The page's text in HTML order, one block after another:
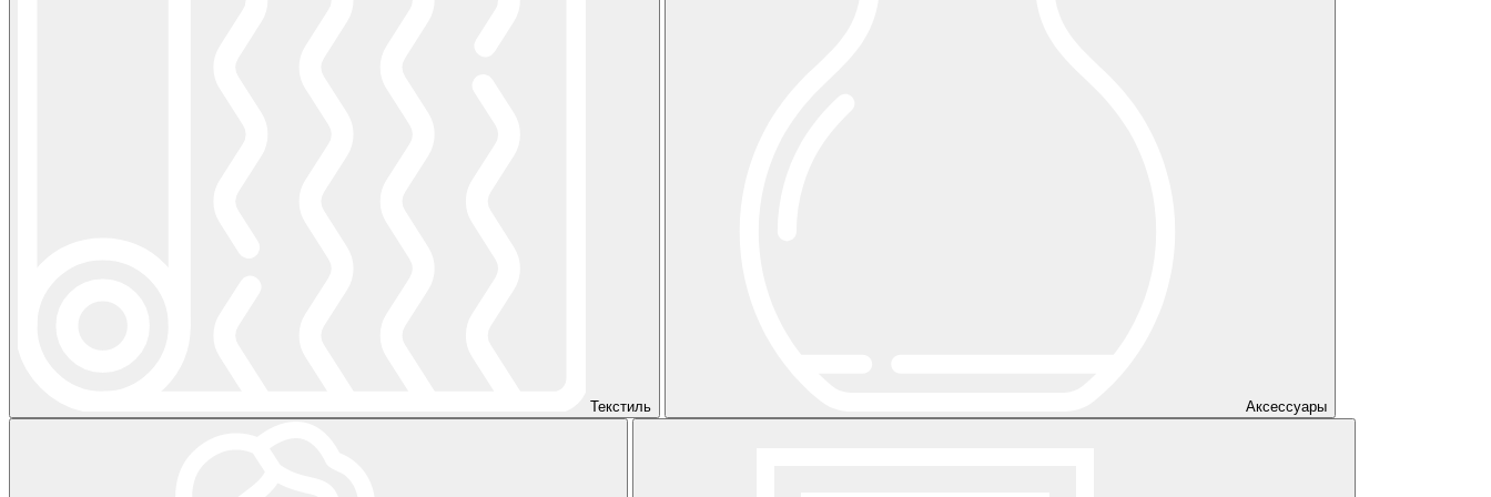
Текстиль Аксессуары